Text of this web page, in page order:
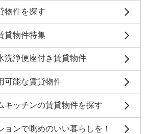
物件を探す
貸物件特集
洗浄便座付き賃貸物件
可能な賃貸物件
キッチンの賃貸物件を探す
ョンで眺めのいい暮らしを！